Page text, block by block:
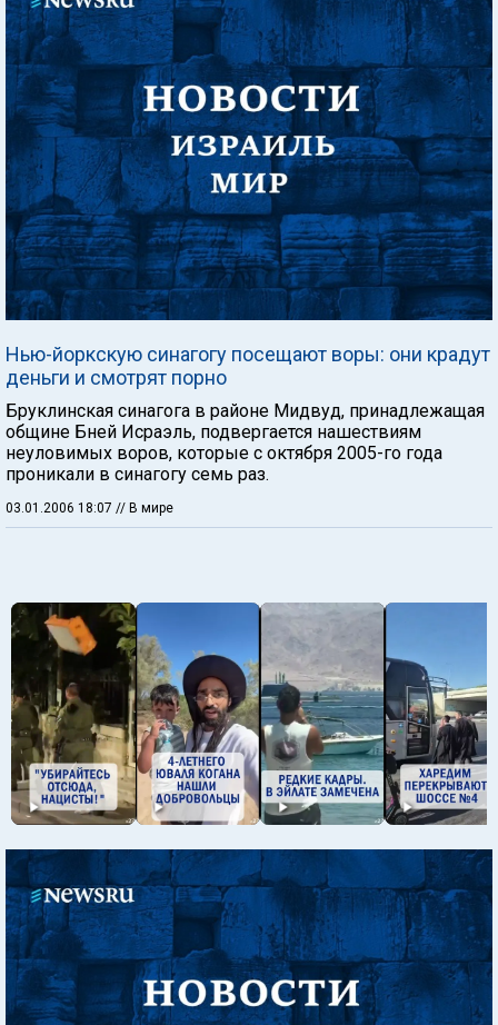
Нью-йоркскую синагогу посещают воры: они крадут
деньги и смотрят порно
Бруклинская синагога в районе Мидвуд, принадлежащая
общине Бней Исраэль, подвергается нашествиям
неуловимых воров, которые с октября 2005-го года
проникали в синагогу семь раз.
03.01.2006 18:07 // В мире